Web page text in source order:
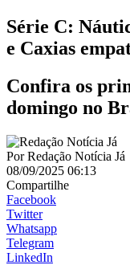
Série C:
e Caxias
Confira os
domingo no
PorRedação Notícia Já
08/09/2025 06:13
Compartilhe
Facebook
Twitter
Whatsapp
Telegram
LinkedIn